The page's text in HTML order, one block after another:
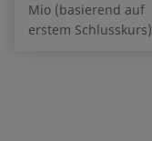
Mio (basierend auf
erstem Schlusskurs)